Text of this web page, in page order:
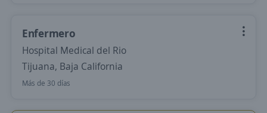
Enfermero
Hospital Medical del Rio
Tijuana, Baja California
Más de 30 días